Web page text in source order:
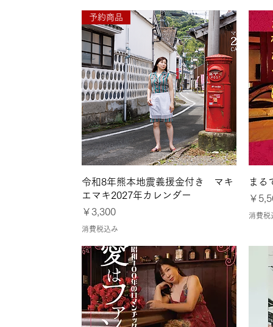
クイックビュー
予約商品
令和8年熊本地震義援金付き マキ
エマキ2027年カレンダー
価格
￥3,300
消費税込み
まる
価格
￥
消費税
●7月26日〜8月1日